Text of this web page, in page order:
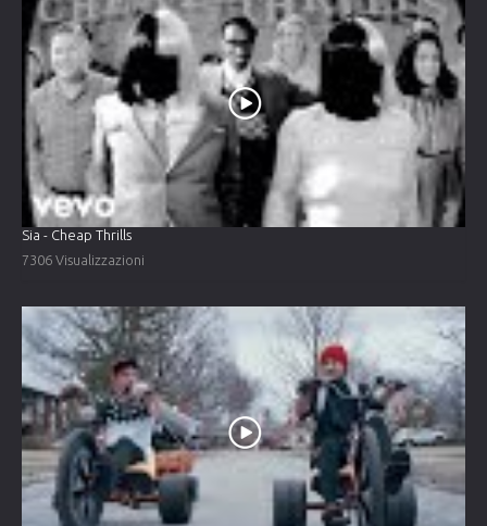
Sia - Cheap Thrills
7306 Visualizzazioni